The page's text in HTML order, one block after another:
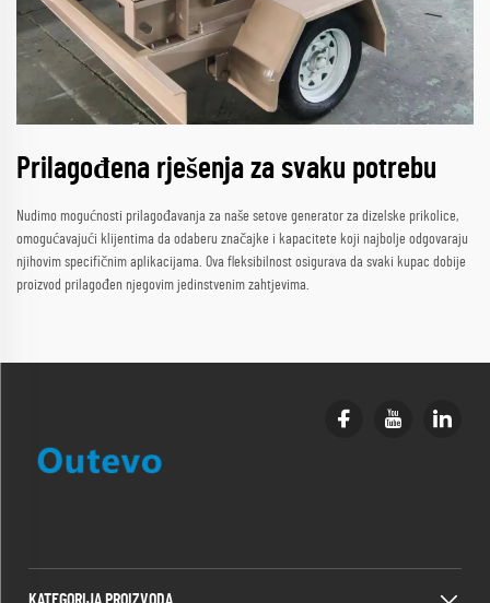
Prilagođena rješenja za svaku potrebu
Nudimo mogućnosti prilagođavanja za naše setove generator za dizelske prikolice,
omogućavajući klijentima da odaberu značajke i kapacitete koji najbolje odgovaraju
njihovim specifičnim aplikacijama. Ova fleksibilnost osigurava da svaki kupac dobije
proizvod prilagođen njegovim jedinstvenim zahtjevima.